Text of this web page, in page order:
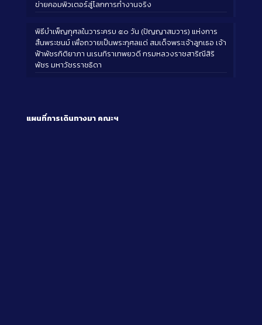
ข่ายคอมพิวเตอร์สู่โลกการทำงานจริง
พิธีบำเพ็ญกุศลในวาระครบ ๕๐ วัน (ปัญญาสมวาร) แห่งการ
สิ้นพระชนม์ เพื่อถวายเป็นพระกุศลแด่ สมเด็จพระเจ้าลูกเธอ เจ้า
ฟ้าพัชรกิติยาภา นเรนทิราเทพยวดี กรมหลวงราชสาริณีสิริ
พัชร มหาวัชรราชธิดา
แผนที่การเดินทางมา คณะฯ